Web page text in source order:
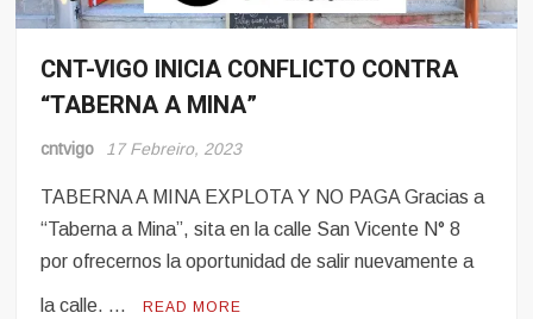
Noticias
CNT-VIGO INICIA CONFLICTO CONTRA
“TABERNA A MINA”
cntvigo 17 Febreiro, 2023
TABERNA A MINA EXPLOTA Y NO PAGA Gracias a
“Taberna a Mina”, sita en la calle San Vicente N° 8
por ofrecernos la oportunidad de salir nuevamente a
la calle. … READ MORE